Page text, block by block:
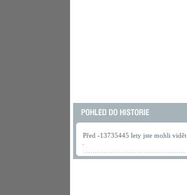
Před -13735445 lety jste mohli vidět